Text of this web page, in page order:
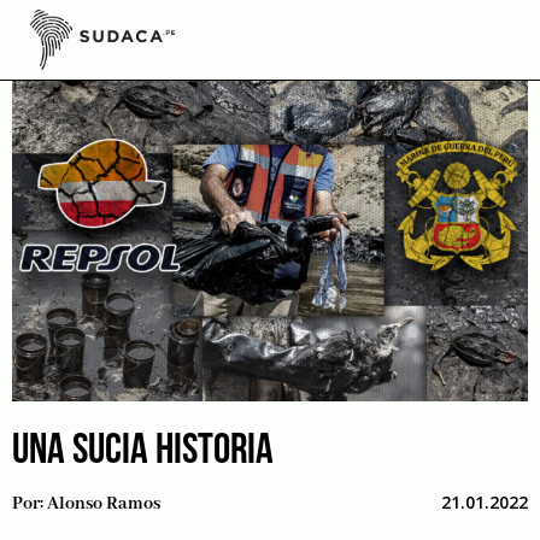
Skip
content
UNA SUCIA HISTORIA
Por:Alonso Ramos 21.01.2022